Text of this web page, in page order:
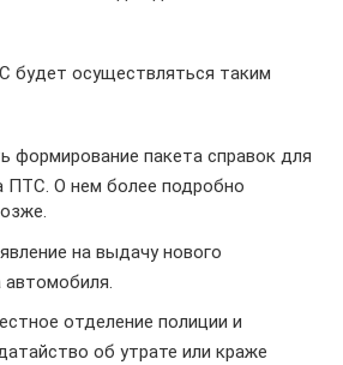
будет осуществляться таким
формирование пакета справок для
ПТС. О нем более подробно
на выдачу нового
автомобиля.
отделение полиции и
об утрате или краже